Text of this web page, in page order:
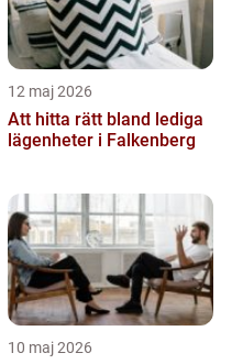
12 maj 2026
Att hitta rätt bland lediga
lägenheter i Falkenberg
10 maj 2026